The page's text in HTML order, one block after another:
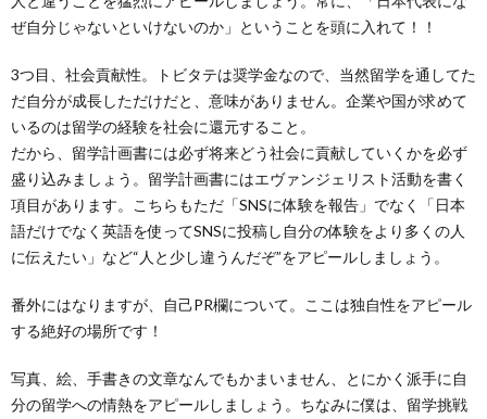
ぜ自分じゃないといけないのか」ということを頭に入れて！！
3つ目、社会貢献性。トビタテは奨学金なので、当然留学を通してた
だ自分が成長しただけだと、意味がありません。企業や国が求めて
いるのは留学の経験を社会に還元すること。
だから、留学計画書には必ず将来どう社会に貢献していくかを必ず
盛り込みましょう。留学計画書にはエヴァンジェリスト活動を書く
項目があります。こちらもただ「SNSに体験を報告」でなく「日本
語だけでなく英語を使ってSNSに投稿し自分の体験をより多くの人
に伝えたい」など“人と少し違うんだぞ”をアピールしましょう。
番外にはなりますが、自己PR欄について。ここは独自性をアピール
する絶好の場所です！
写真、絵、手書きの文章なんでもかまいません、とにかく派手に自
分の留学への情熱をアピールしましょう。ちなみに僕は、留学挑戦